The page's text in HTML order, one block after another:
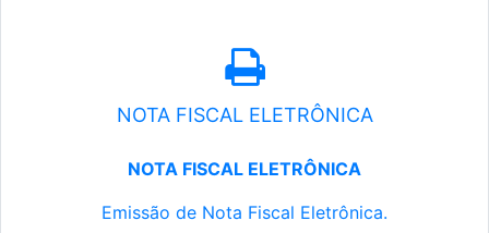
NOTA FISCAL ELETRÔNICA
NOTA FISCAL ELETRÔNICA
Emissão de Nota Fiscal Eletrônica.